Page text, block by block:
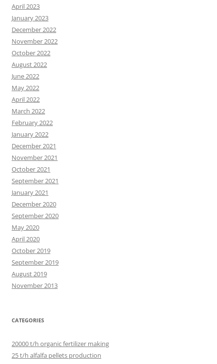
April 2023
January 2023
December 2022
November 2022
October 2022
August 2022
June 2022
May 2022
April 2022
March 2022
February 2022
January 2022
December 2021
November 2021
October 2021
September 2021
January 2021
December 2020
September 2020
May 2020
April 2020
October 2019
September 2019
August 2019
November 2013
CATEGORIES
20000 t/h organic fertilizer making
25 t/h alfalfa pellets production